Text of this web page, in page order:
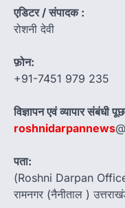
एडिटर / संपादक :
रोशनी देवी
फ़ोन:
+91-7451 979 235
विज्ञापन एवं व्यापार संबंधी
roshnidarpannews
पता:
(Roshni Darpan
रामनगर (नैनीताल )